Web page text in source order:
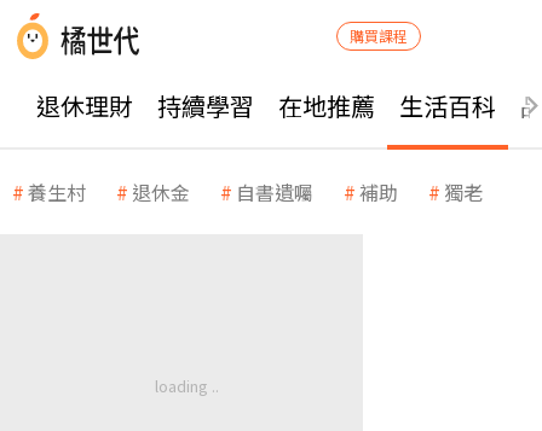
購買課程
退休理財 持續學習 在地推薦 生活百科
養生村 退休金 自書遺囑 補助 獨老